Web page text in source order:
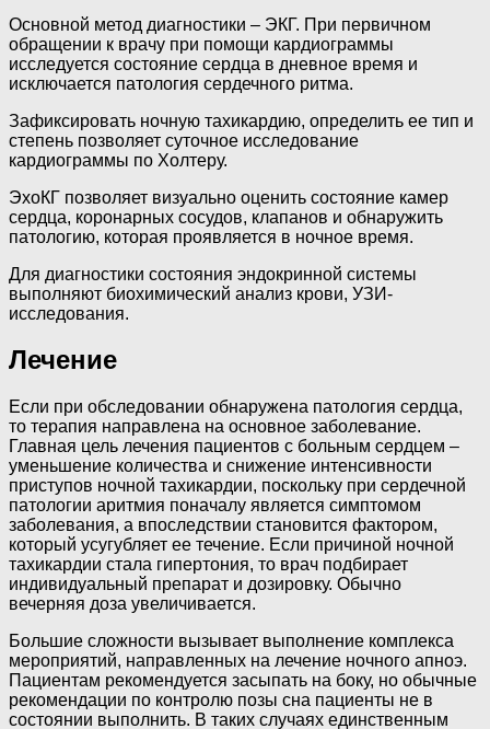
Основной метод диагностики – ЭКГ. При первичном
обращении к врачу при помощи кардиограммы
исследуется состояние сердца в дневное время и
исключается патология сердечного ритма.
Зафиксировать ночную тахикардию, определить ее тип и
степень позволяет суточное исследование
кардиограммы по Холтеру.
ЭхоКГ позволяет визуально оценить состояние камер
сердца, коронарных сосудов, клапанов и обнаружить
патологию, которая проявляется в ночное время.
Для диагностики состояния эндокринной системы
выполняют биохимический анализ крови, УЗИ-
исследования.
Лечение
Если при обследовании обнаружена патология сердца,
то терапия направлена на основное заболевание.
Главная цель лечения пациентов с больным сердцем –
уменьшение количества и снижение интенсивности
приступов ночной тахикардии, поскольку при сердечной
патологии аритмия поначалу является симптомом
заболевания, а впоследствии становится фактором,
который усугубляет ее течение. Если причиной ночной
тахикардии стала гипертония, то врач подбирает
индивидуальный препарат и дозировку. Обычно
вечерняя доза увеличивается.
Большие сложности вызывает выполнение комплекса
мероприятий, направленных на лечение ночного апноэ.
Пациентам рекомендуется засыпать на боку, но обычные
рекомендации по контролю позы сна пациенты не в
состоянии выполнить. В таких случаях единственным